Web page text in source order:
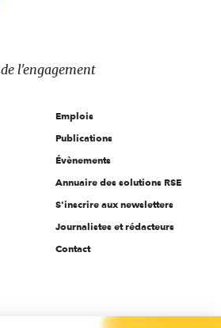
de l'engagement
Emplois
Publications
Évènements
Annuaire des solutions RSE
S'inscrire aux newsletters
Journalistes et rédacteurs
Contact